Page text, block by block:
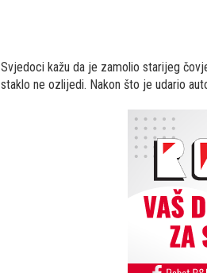
Svjedoci kažu da je zamolio starijeg
staklo ne ozlijedi. Nakon što je udario